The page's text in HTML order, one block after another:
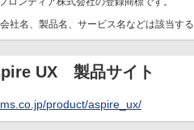
社名、製品名、サービス名などは該当す
UX 製品サイト
product/aspire_ux/